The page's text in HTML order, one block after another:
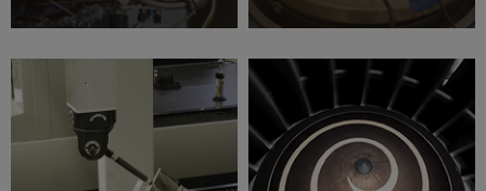
Více informací Více informací